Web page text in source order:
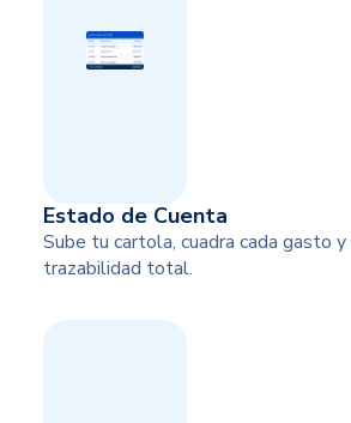
Estado de Cuenta
Sube tu cartola, cuadra cada gasto
trazabilidad total.